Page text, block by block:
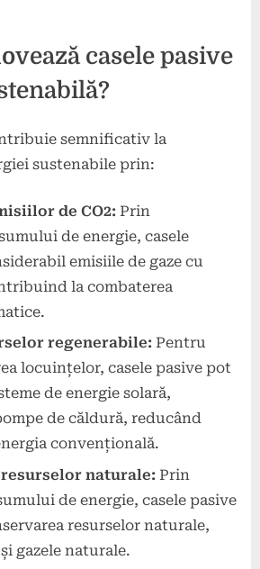
casele pasive
semnificativ la
sustenabile prin:
de CO2: Prin
de energie, casele
emisiile de gaze cu
la combaterea
regenerabile: Pentru
locuințelor, casele pasive pot
de energie solară,
de căldură, reducând
convențională.
naturale: Prin
de energie, casele pasive
resurselor naturale,
gazele naturale.